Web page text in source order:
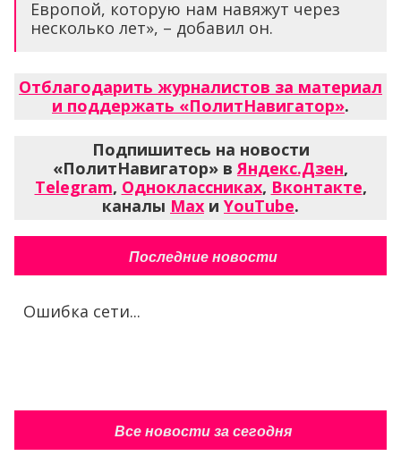
Европой, которую нам навяжут через
несколько лет», – добавил он.
Отблагодарить журналистов за материал
и поддержать «ПолитНавигатор».
Подпишитесь на новости
«ПолитНавигатор» вЯндекс.Дзен,
Telegram, Одноклассниках, Вконтакте,
каналы Max и YouTube.
Последние новости
Ошибка сети...
Все новости за сегодня